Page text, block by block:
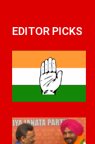
EDITOR PICKS